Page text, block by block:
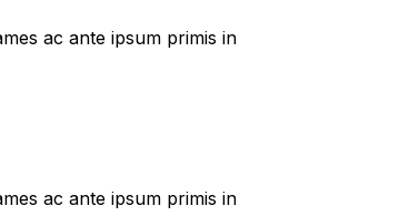
ac ante ipsum primis in
ac ante ipsum primis in